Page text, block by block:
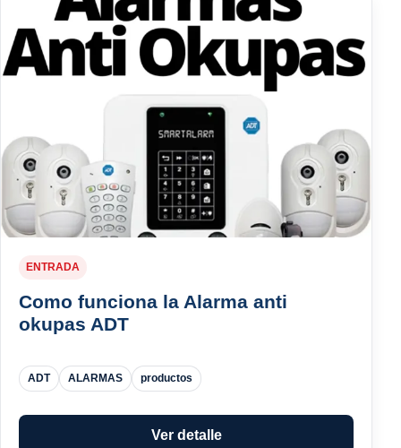
ENTRADA
Como funciona la Alarma anti
okupas ADT
ADT ALARMAS productos
Ver detalle